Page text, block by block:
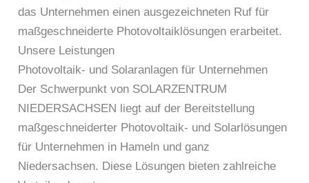
das Unternehmen einen ausgezeichneten Ruf für
maßgeschneiderte Photovoltaiklösungen erarbeitet.
Unsere Leistungen
Photovoltaik- und Solaranlagen für Unternehmen
Der Schwerpunkt von SOLARZENTRUM
NIEDERSACHSEN liegt auf der Bereitstellung
maßgeschneiderter Photovoltaik- und Solarlösungen
für Unternehmen in Hameln und ganz
Niedersachsen. Diese Lösungen bieten zahlreiche